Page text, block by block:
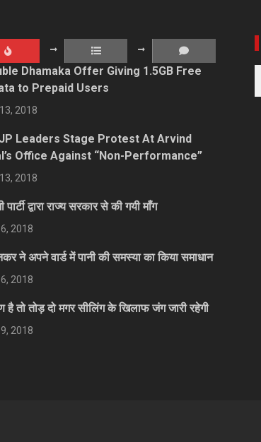
Dhamaka Offer Giving 1.5GB Free
to Prepaid Users
2018
Leaders Stage Protest At Arvind
Office Against “Non-Performance”
2018
द्वारा राज्य सरकार से की गयी माँग
2018
ने अपने वार्ड में पानी की समस्या का किया समाधान
2018
है तो तोड़ दो मगर सीलिंग के खिलाफ जंग जारी रहेगी
2018